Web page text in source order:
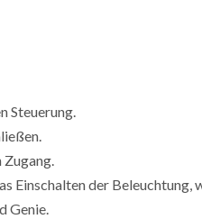
Steuerung.
Zugang.
Einschalten der Beleuchtung,
Genie.